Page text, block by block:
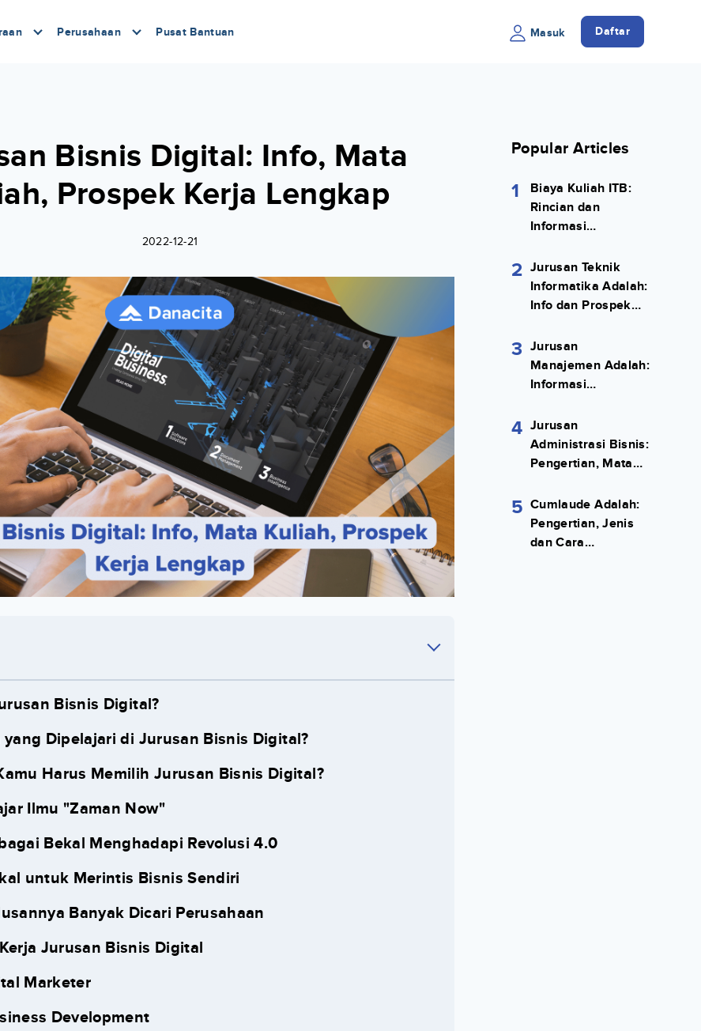
Perusahaan Pusat Bantuan Masuk Daftar
Bisnis Digital: Info, Mata
Prospek Kerja Lengkap
2022-12-21
Bisnis Digital?
yang Dipelajari di Jurusan Bisnis Digital?
Harus Memilih Jurusan Bisnis Digital?
Ilmu "Zaman Now"
Bekal Menghadapi Revolusi 4.0
untuk Merintis Bisnis Sendiri
Banyak Dicari Perusahaan
Jurusan Bisnis Digital
Marketer
Development
Popular Articles
1
Biaya Kuliah ITB:
Rincian dan
Informasi
2 Jurusan Teknik
Informatika Adalah:
Info dan Prospek
3 Jurusan
Manajemen Adalah:
Informasi
4 Jurusan
Administrasi Bisnis:
Pengertian, Mata
Kerja Lengkap
5 Cumlaude Adalah:
Pengertian, Jenis
dan Cara